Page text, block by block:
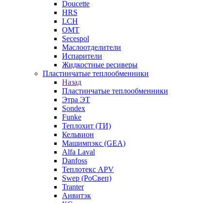
Doucette
HRS
LCH
OMT
Secespol
Маслоотделители
Испарители
Жидкостные ресиверы
Пластинчатые теплообменники
Назад
Пластинчатые теплообменники
Этра ЭТ
Sondex
Funke
Теплохит (ТИ)
Кельвион
Машимпэкс (GEA)
Alfa Laval
Danfoss
Теплотекс APV
Swep (РоСвеп)
Tranter
Анвитэк